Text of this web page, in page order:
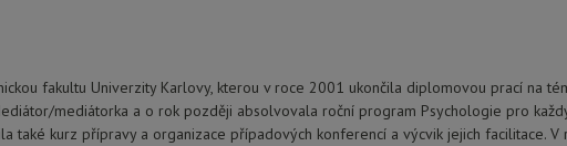
fakultu Univerzity Karlovy, kterou v roce 2001 ukončila diplomovou prací na
mediátorka a o rok později absolvovala roční program Psychologie pro
také kurz přípravy a organizace případových konferencí a výcvik jejich facilitace.